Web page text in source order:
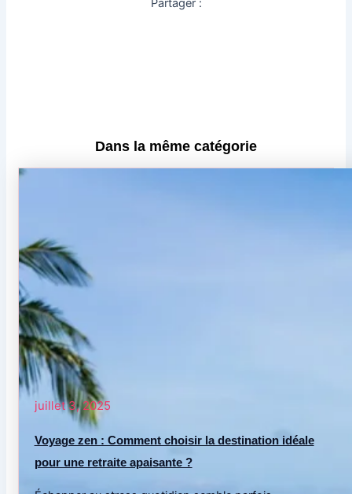
Dans la même catégorie
juillet 3, 2025
Voyage zen : Comment choisir la destination idéale
pour une retraite apaisante ?